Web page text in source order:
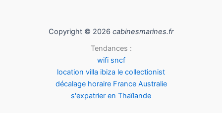
Copyright © 2026 cabinesmarines.fr
Tendances :
wifi sncf
location villa ibiza le collectionist
décalage horaire France Australie
s'expatrier en Thaïlande